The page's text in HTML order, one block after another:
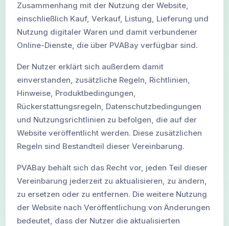
Zusammenhang mit der Nutzung der Website,
einschließlich Kauf, Verkauf, Listung, Lieferung und
Nutzung digitaler Waren und damit verbundener
Online-Dienste, die über PVABay verfügbar sind.
Der Nutzer erklärt sich außerdem damit
einverstanden, zusätzliche Regeln, Richtlinien,
Hinweise, Produktbedingungen,
Rückerstattungsregeln, Datenschutzbedingungen
und Nutzungsrichtlinien zu befolgen, die auf der
Website veröffentlicht werden. Diese zusätzlichen
Regeln sind Bestandteil dieser Vereinbarung.
PVABay behält sich das Recht vor, jeden Teil dieser
Vereinbarung jederzeit zu aktualisieren, zu ändern,
zu ersetzen oder zu entfernen. Die weitere Nutzung
der Website nach Veröffentlichung von Änderungen
bedeutet, dass der Nutzer die aktualisierten